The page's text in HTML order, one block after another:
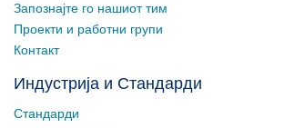
Запознајте го нашиот тим
Проекти и работни групи
Контакт
Индустрија и Стандарди
Стандарди